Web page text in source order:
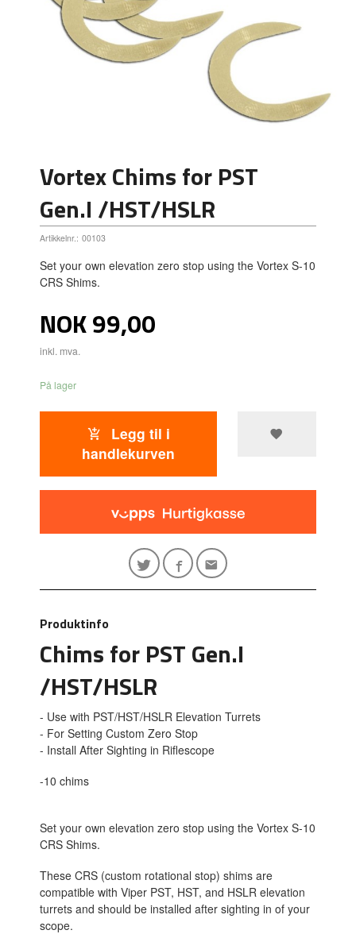
Vortex Chims for PST
Gen.I /HST/HSLR
Artikkelnr.: 00103
Set your own elevation zero stop using the Vortex S-10
CRS Shims.
Pris
NOK99,00
inkl. mva.
På lager
Legg til i
handlekurven
Produktinfo
Chims for PST Gen.I
/HST/HSLR
- Use with PST/HST/HSLR Elevation Turrets
- For Setting Custom Zero Stop
- Install After Sighting in Riflescope
-10 chims
Set your own elevation zero stop using the Vortex S-10
CRS Shims.
These CRS (custom rotational stop) shims are
compatible with Viper PST, HST, and HSLR elevation
turrets and should be installed after sighting in of your
scope.